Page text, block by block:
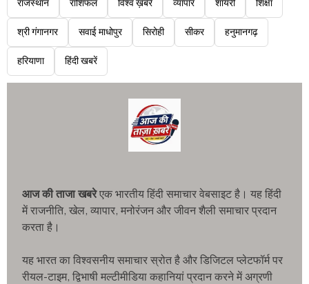
राजस्थान राशिफल विश्व ख़बरें व्यापार शायरी शिक्षा
श्री गंगानगर सवाई माधोपुर सिरोही सीकर हनुमानगढ़
हरियाणा हिंदी खबरें
आज की ताजा खबरेएक भारतीय हिंदी समाचार वेबसाइट है। यह हिंदी
में राजनीति, खेल, व्यापार, मनोरंजन और जीवन शैली समाचार प्रदान
करता है।
यह भारत का विश्वसनीय समाचार स्रोत है और डिजिटल प्लेटफॉर्म पर
रीयल-टाइम, द्विभाषी मल्टीमीडिया कहानियां प्रदान करने में अग्रणी